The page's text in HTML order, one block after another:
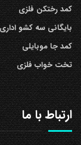
کمد رختکن فلزی
بایگانی سه کشو اداری
کمد جا موبایلی
تخت خواب فلزی
ارتباط با ما